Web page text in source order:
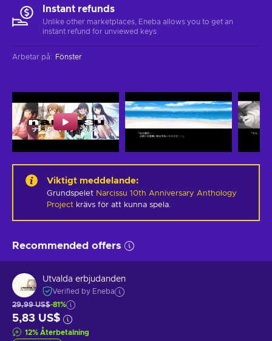
Instant refunds
Unlike other marketplaces, Eneba allows you to get an
instant refund for unviewed keys.
Arbetar på: Fönster
Viktigt meddelande:
Grundspelet Narcissu 10th Anniversary Anthology
Project krävs för att kunna spela.
Recommended offers
Utvalda erbjudanden
Verified by Eneba
29,99 US$-81%
5,83 US$
12% Återbetalning